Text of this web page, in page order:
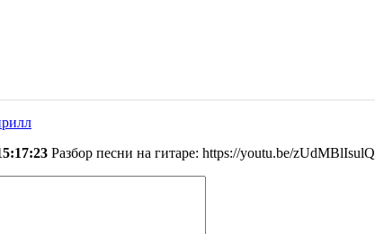
Разбор песни на гитаре: https://youtu.be/zUdMBlIsulQ